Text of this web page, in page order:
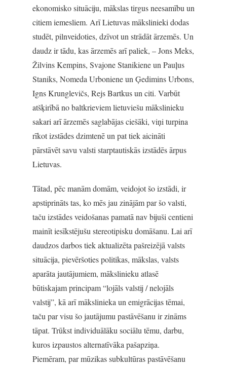
ekonomisko situāciju, mākslas tirgus neesamību un
citiem iemesliem. Arī Lietuvas mākslinieki dodas
studēt, pilnveidoties, dzīvot un strādāt ārzemēs. Un
daudz ir tādu, kas ārzemēs arī paliek, – Jons Meks,
Žilvins Kempins, Svajone Stanikiene un Pauļus
Staniks, Nomeda Urboniene un Ģedimins Urbons,
Igns Krunglevičs, Rejs Bartkus un citi. Varbūt
atšķirībā no baltkrieviem lietuviešu mākslinieku
sakari arī ārzemēs saglabājas ciešāki, viņi turpina
rīkot izstādes dzimtenē un pat tiek aicināti
pārstāvēt savu valsti starptautiskās izstādēs ārpus
Lietuvas.
Tātad, pēc manām domām, veidojot šo izstādi, ir
apstiprināts tas, ko mēs jau zinājām par šo valsti,
taču izstādes veidošanas pamatā nav bijuši centieni
mainīt iesīkstējušu stereotipisku domāšanu. Lai arī
daudzos darbos tiek aktualizēta pašreizējā valsts
situācija, pievēršoties politikas, mākslas, valsts
aparāta jautājumiem, mākslinieku atlasē
būtiskajam principam “lojāls valstij / nelojāls
valstij”, kā arī mākslinieka un emigrācijas tēmai,
taču par visu šo jautājumu pastāvēšanu ir zināms
tāpat. Trūkst individuālāku sociālu tēmu, darbu,
kuros izpaustos alternatīvāka pašapziņa.
Piemēram, par mūzikas subkultūras pastāvēšanu